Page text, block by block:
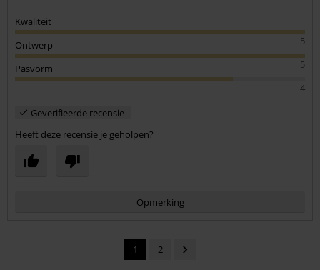
Kwaliteit
5
Ontwerp
5
Pasvorm
4
Geverifieerde recensie
Heeft deze recensie je geholpen?
Opmerking
1 2